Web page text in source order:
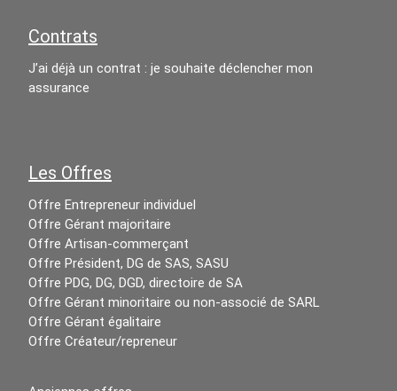
Contrats
J’ai déjà un contrat : je souhaite déclencher mon
assurance
Les Offres
Offre Entrepreneur individuel
Offre Gérant majoritaire
Offre Artisan-commerçant
Offre Président, DG de SAS, SASU
Offre PDG, DG, DGD, directoire de SA
Offre Gérant minoritaire ou non-associé de SARL
Offre Gérant égalitaire
Offre Créateur/repreneur